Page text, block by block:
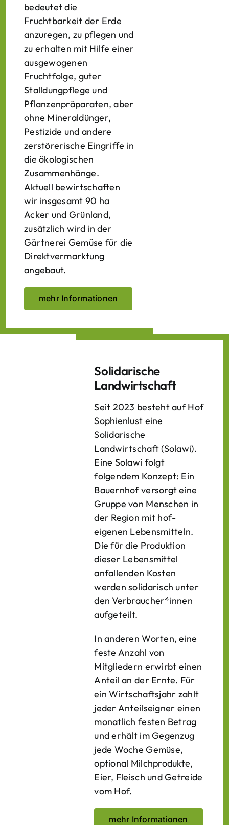
bedeutet die
Fruchtbarkeit der Erde
anzuregen, zu pflegen und
zu erhalten mit Hilfe einer
ausgewogenen
Fruchtfolge, guter
Stalldungpflege und
Pflanzenpräparaten, aber
ohne Mineraldünger,
Pestizide und andere
zerstörerische Eingriffe in
die ökologischen
Zusammenhänge.
Aktuell bewirtschaften
wir insgesamt 90 ha
Acker und Grünland,
zusätzlich wird in der
Gärtnerei Gemüse für die
Direktvermarktung
angebaut.
mehr Informationen
Solidarische
Landwirtschaft
Seit 2023 besteht auf Hof
Sophienlust eine
Solidarische
Landwirtschaft (Solawi).
Eine Solawi folgt
folgendem Konzept: Ein
Bauern­hof versorgt eine
Gruppe von Menschen in
der Region mit hof­
eigenen Lebens­mitteln.
Die für die Produktion
dieser Lebens­mittel
anfallenden Kosten
werden solidarisch unter
den Verbraucher*­innen
aufgeteilt.
In anderen Worten, eine
feste Anzahl von
Mitgliedern erwirbt einen
Anteil an der Ernte. Für
ein Wirtschaftsjahr zahlt
jeder Anteilseigner einen
monatlich festen Betrag
und erhält im Gegenzug
jede Woche Gemüse,
optional Milchprodukte,
Eier, Fleisch und Getreide
vom Hof.
mehr Informationen